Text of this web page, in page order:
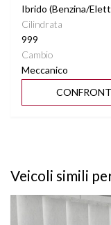
Ibrido (Benzina/
Cilindrata
999
Cambio
Meccanico
Veicoli simili
Vedi dettagli